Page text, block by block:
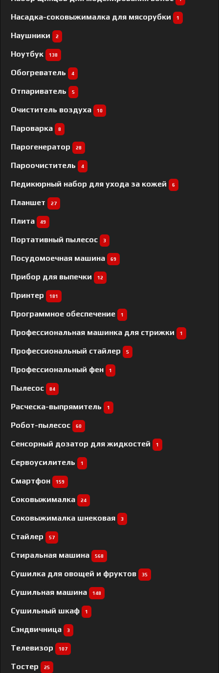
Насадка-соковыжималка для мясорубки 1
Наушники 2
Ноутбук 138
Обогреватель 4
Отпариватель 5
Очиститель воздуха 10
Пароварка 8
Парогенератор 28
Пароочиститель 4
Педикюрный набор для ухода за кожей 6
Планшет 27
Плита 49
Портативный пылесос 3
Посудомоечная машина 69
Прибор для выпечки 12
Принтер 181
Программное обеспечение 1
Профессиональная машинка для стрижки 1
Профессиональный cтайлер 5
Профессиональный фен 1
Пылесос 84
Расческа-выпрямитель 1
Робот-пылесос 60
Сенсорный дозатор для жидкостей 1
Сервоусилитель 1
Смартфон 159
Соковыжималка 24
Соковыжималка шнековая 3
Стайлер 57
Стиральная машина 568
Сушилка для овощей и фруктов 35
Сушильная машина 148
Сушильный шкаф 1
Сэндвичница 3
Телевизор 107
Тостер 25